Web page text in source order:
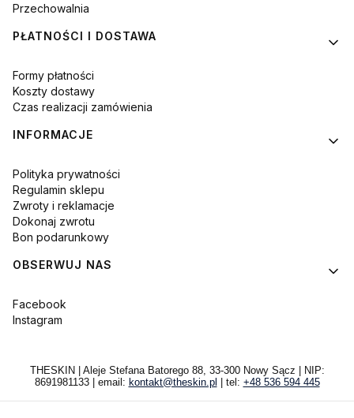
Przechowalnia
PŁATNOŚCI I DOSTAWA
Formy płatności
Koszty dostawy
Czas realizacji zamówienia
INFORMACJE
Polityka prywatności
Regulamin sklepu
Zwroty i reklamacje
Dokonaj zwrotu
Bon podarunkowy
OBSERWUJ NAS
Facebook
Instagram
THESKIN | Aleje Stefana Batorego 88, 33-300 Nowy Sącz | NIP:
8691981133 | email: kontakt@theskin.pl | tel: +48 536 594 445